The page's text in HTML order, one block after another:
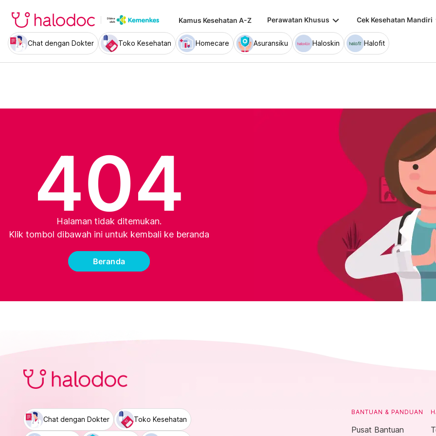
Kamus Kesehatan A-Z Perawatan Khusus keyboard_arrow_down Cek Kesehatan Mandiri
Chat dengan Dokter Toko Kesehatan Homecare Asuransiku Haloskin Halofit
404
Halaman tidak ditemukan.
Klik tombol dibawah ini untuk kembali ke beranda
Beranda
Chat dengan Dokter Toko Kesehatan
BANTUAN & PANDUAN
Pusat Bantuan